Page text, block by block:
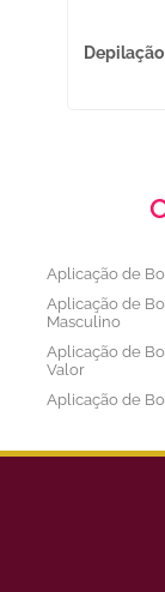
Aplicação de
Aplicação de
Masculino
Aplicação de
Valor
Aplicação de
Aplicação de